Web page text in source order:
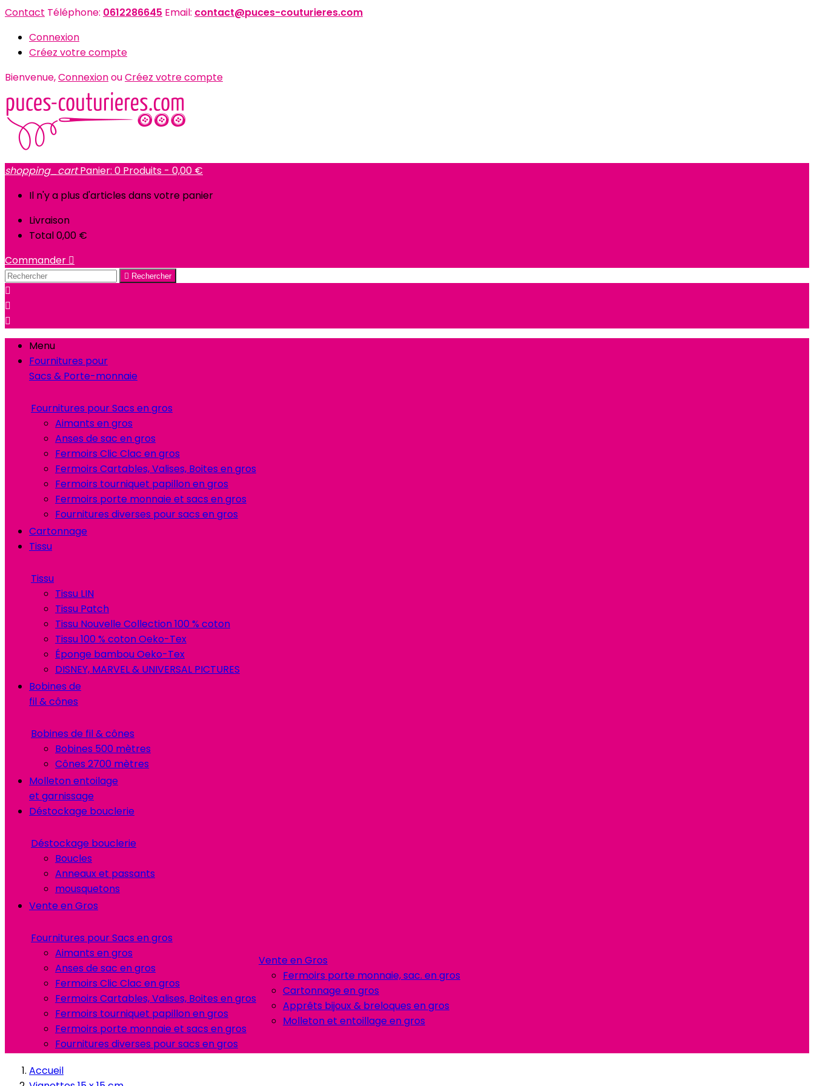
Contact Téléphone: 0612286645 Email: contact@puces-couturieres.com
Connexion
Créez votre compte
Bienvenue,ConnexionouCréez votre compte
shopping_cart Panier: 0 Produits - 0,00 €
Il n'y a plus d'articles dans votre panier
Livraison
Total0,00 €
Commander 
 Rechercher



Menu
Fournitures pour
Sacs & Porte-monnaie
Fournitures pour Sacs en gros
Aimants en gros
Anses de sac en gros
Fermoirs Clic Clac en gros
Fermoirs Cartables, Valises, Boites en gros
Fermoirs tourniquet papillon en gros
Fermoirs porte monnaie et sacs en gros
Fournitures diverses pour sacs en gros
Cartonnage
Tissu
Tissu
Tissu LIN
Tissu Patch
Tissu Nouvelle Collection 100 % coton
Tissu 100 % coton Oeko-Tex
Éponge bambou Oeko-Tex
DISNEY, MARVEL & UNIVERSAL PICTURES
Bobines de
fil & cônes
Bobines de fil & cônes
Bobines 500 mètres
Cônes 2700 mètres
Molleton entoilage
et garnissage
Déstockage bouclerie
Déstockage bouclerie
Boucles
Anneaux et passants
mousquetons
Vente en Gros
Fournitures pour Sacs en gros
Aimants en gros
Anses de sac en gros
Fermoirs Clic Clac en gros
Fermoirs Cartables, Valises, Boites en gros
Fermoirs tourniquet papillon en gros
Fermoirs porte monnaie et sacs en gros
Fournitures diverses pour sacs en gros
Vente en Gros
Fermoirs porte monnaie, sac. en gros
Cartonnage en gros
Apprêts bijoux & breloques en gros
Molleton et entoillage en gros
Accueil